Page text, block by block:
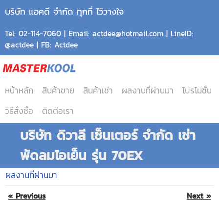
บริษัท แอคดี จำกัด ทุกที่ ไว้วางใจ
Tel: 02-114-7060 | Email: actdee@hotmail.com | LineID:
@actdee | FB: Actdee
หน้าหลัก สินค้าขาย สินค้าเช่า ผลงานที่ผ่านมา
โปรโมชั่น
วิธีสั่งซื้อ
ติดต่อเรา
บริษัท ดิวาลี เซ็นเตอร์ จำกัด เช่า
พัดลมไอเย็น รุ่น 70EX
ผลงานที่ผ่านมา
« Previous Next »